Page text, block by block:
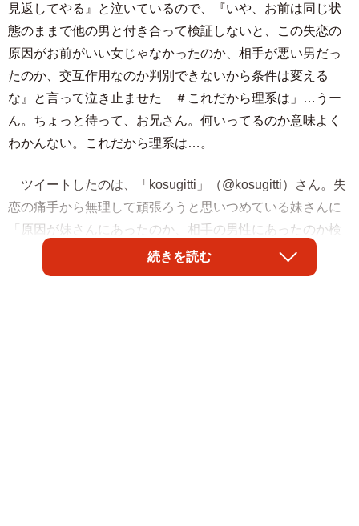
見返してやる』と泣いているので、『いや、お前は同じ状
態のままで他の男と付き合って検証しないと、この失恋の
原因がお前がいい女じゃなかったのか、相手が悪い男だっ
たのか、交互作用なのか判別できないから条件は変える
な』と言って泣き止ませた ＃これだから理系は」…うー
ん。ちょっと待って、お兄さん。何いってるのか意味よく
わかんない。これだから理系は…。
ツイートしたのは、「kosugitti」（@kosugitti）さん。失
恋の痛手から無理して頑張ろうと思いつめている妹さんに
「原因が妹さんにあったのか、相手の男性にあったのか検
証するためにも、ほかの男性とは現在と同じ状態で付き合
うべきだ」といったようなことを伝えた…という内容で
続きを読む